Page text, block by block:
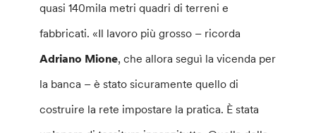
quasi 140mila metri quadri di terreni e
fabbricati. «Il lavoro più grosso – ricorda
Adriano Mione, che allora seguì la vicenda per
la banca – è stato sicuramente quello di
costruire la rete impostare la pratica. È stata